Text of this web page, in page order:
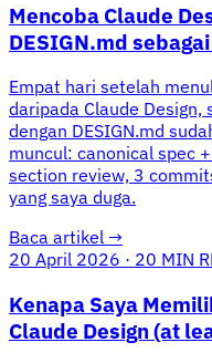
Mencoba Claude
DESIGN.md
Empat hari setelah
daripada Claude
dengan DESIGN.md
muncul: canonical spec
section review, 3
yang saya duga.
Baca artikel →
20 April 2026 · 20 MIN
Kenapa Saya
Claude Design (at